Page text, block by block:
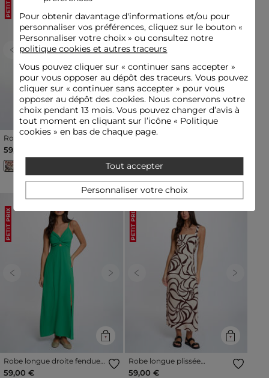
Previous Next
Robe longue cache coeur
multicolore femme
59,00 €
Previous
Robe courte cache coeur
PETIT PRIX
Previous Next
Robe longue droite fendue
vert prairie femme
59,00 €
PETIT PRIX
Previous Next
Robe longue plissée
multicolore femme
59,00 €
Pour obtenir davantage d'informations et/ou pour
personnaliser vos préférences, cliquez sur le bouton «
Personnaliser votre choix » ou consultez notre
politique cookies et autres traceurs
Vous pouvez cliquer sur « continuer sans accepter»
pour vous opposer au dépôt des traceurs. Vous pouvez
cliquer sur « continuer sans accepter » pour vous
opposer au dépôt des cookies. Nous conservons votre
choix pendant 13 mois. Vous pouvez changer d’avis à
tout moment en cliquant sur l’icône « Politique
cookies » en bas de chaque page.
Tout accepter
Personnaliser votre choix